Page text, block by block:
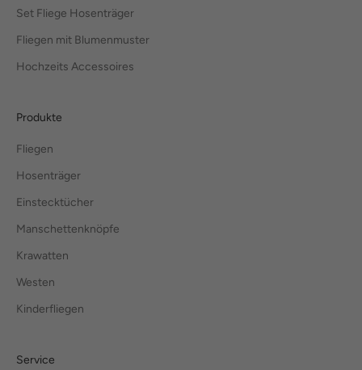
Set Fliege Hosenträger
Fliegen mit Blumenmuster
Hochzeits Accessoires
Produkte
Fliegen
Hosenträger
Einstecktücher
Manschettenknöpfe
Krawatten
Westen
Kinderfliegen
Service